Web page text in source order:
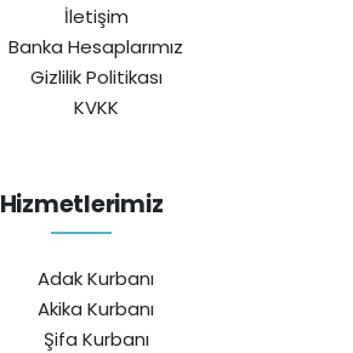
İletişim
Banka Hesaplarımız
Gizlilik Politikası
KVKK
Hizmetlerimiz
Adak Kurbanı
Akika Kurbanı
Şifa Kurbanı